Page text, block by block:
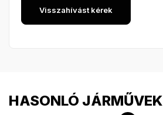
HASONLÓ JÁRMŰVEK